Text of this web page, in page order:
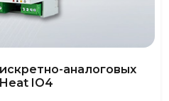
аналоговых
IO4